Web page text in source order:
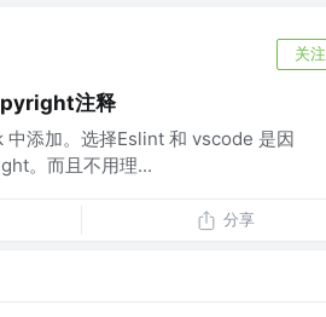
关注
注释
添加。选择Eslint 和 vscode 是因
。而且不用理...
分享